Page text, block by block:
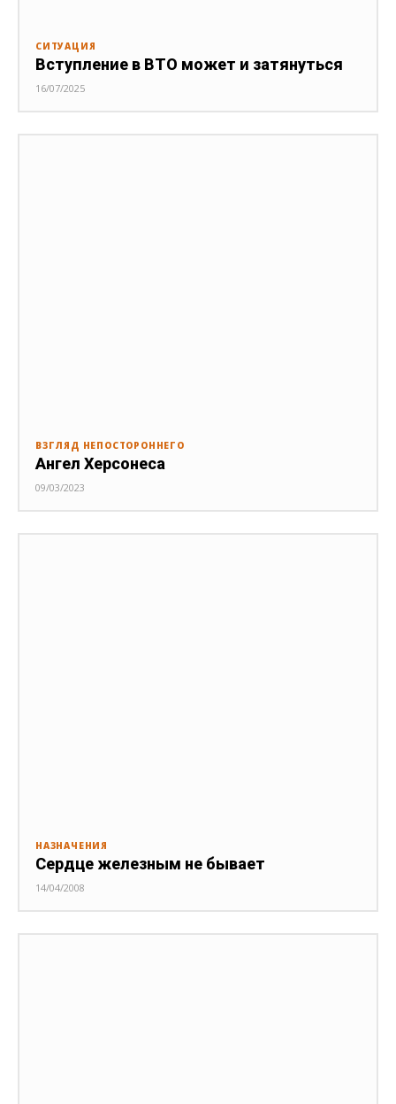
СИТУАЦИЯ
Вступление в ВТО может и затянуться
16/07/2025
ВЗГЛЯД НЕПОСТОРОННЕГО
Ангел Херсонеса
09/03/2023
НАЗНАЧЕНИЯ
Сердце железным не бывает
14/04/2008